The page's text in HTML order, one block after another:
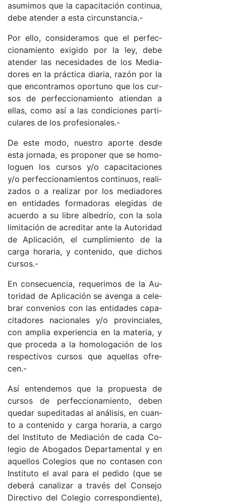
asu­mi­mos que la ca­pa­ci­ta­ción con­ti­nua,
de­be aten­der a es­ta cir­cuns­tan­cia.-
Por ello, con­si­de­ra­mos que el per­fec­
cio­na­mien­to exi­gi­do por la le­y, de­be
aten­der las ne­ce­si­da­des de los Me­dia­
do­res en la prác­ti­ca dia­ria, ra­zón por la
que en­contra­mos opor­tuno que los cur­
sos de per­fec­cio­na­mien­to atien­dan a
ella­s, co­mo así a las con­di­cio­nes par­ti­
cu­la­res de los pro­fe­sio­na­le­s.-
De es­te mo­do, nues­tro apor­te des­de
es­ta jor­na­da, es pro­po­ner que se ho­mo­
lo­guen los cur­sos y/o ca­pa­ci­ta­cio­nes
y/o per­fec­cio­na­mien­tos con­ti­nuo­s, rea­li­
za­dos o a rea­li­zar por los me­dia­do­res
en en­ti­da­des for­ma­do­ras ele­gi­das de
acuer­do a su li­bre al­be­drío, con la so­la
li­mi­ta­ción de acre­di­tar an­te la Au­to­ri­dad
de Apli­ca­ció­n, el cum­pli­mien­to de la
car­ga ho­ra­ria, y con­te­ni­do, que di­chos
cur­so­s.-
En con­se­cuen­cia, re­que­ri­mos de la Au­
to­ri­dad de Apli­ca­ción se aven­ga a ce­le­
brar con­ve­nios con las en­ti­da­des ca­pa­
ci­ta­do­res na­cio­na­les y/o pro­vin­cia­le­s,
con am­plia ex­pe­rien­cia en la ma­te­ria, y
que pro­ce­da a la ho­mo­lo­ga­ción de los
res­pec­ti­vos cur­sos que aque­llas ofre­
cen.-
Así en­ten­de­mos que la pro­pues­ta de
cur­sos de per­fec­cio­na­mien­to, de­ben
que­dar su­pe­di­ta­das al aná­li­sis, en cuan­
to a con­te­ni­do y car­ga ho­ra­ria, a car­go
del Ins­ti­tu­to de Me­dia­ción de ca­da Co­
le­gio de Abo­ga­dos De­par­ta­men­tal y en
aque­llos Co­le­gios que no con­ta­sen con
Ins­ti­tu­to el aval pa­ra el pe­di­do (que se
de­be­rá ca­na­li­zar a tra­vés del Con­se­jo
Di­rec­ti­vo del Co­le­gio co­rres­pon­dien­te),